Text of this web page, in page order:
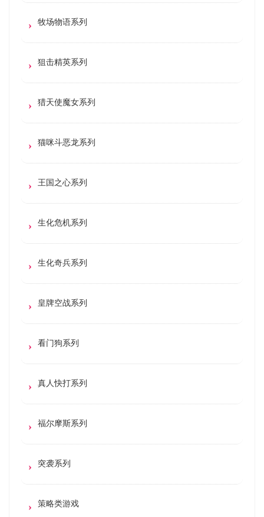
牧场物语系列
狙击精英系列
猎天使魔女系列
猫咪斗恶龙系列
王国之心系列
生化危机系列
生化奇兵系列
皇牌空战系列
看门狗系列
真人快打系列
福尔摩斯系列
突袭系列
策略类游戏